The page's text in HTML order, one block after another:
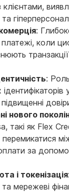
:
коли
:
нового
такі як Flex
за
і токенізація
мережеві